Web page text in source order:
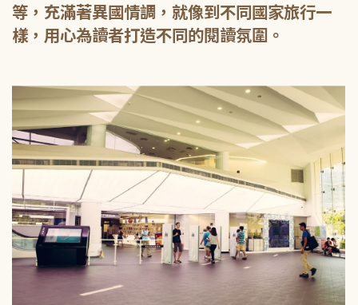
等，充滿著異國情調，就像到不同國家旅行一
樣，用心為讀者打造不同的閱讀氛圍。